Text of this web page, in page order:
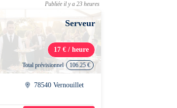
Publiée il y a 23 heures
Serveur
17 € / heure
Total prévisionnel 106.25 €
78540 Vernouillet